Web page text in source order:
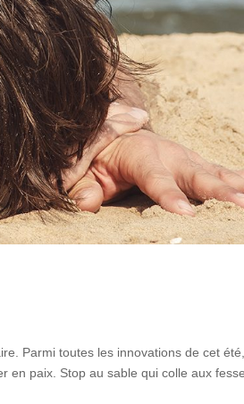
Parmi toutes les innovations de cet
en paix. Stop au sable qui colle aux